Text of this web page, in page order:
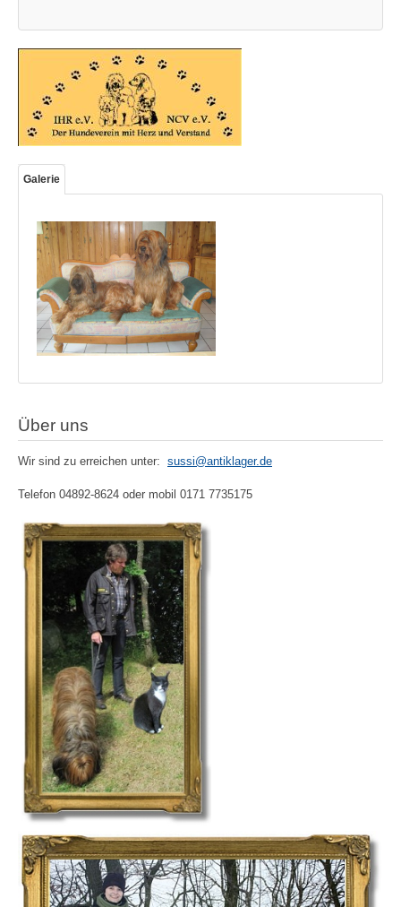
Galerie
Über uns
Wir sind zu erreichen unter: sussi@antiklager.de
Telefon 04892-8624 oder mobil 0171 7735175